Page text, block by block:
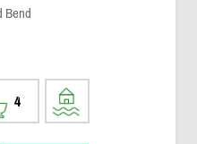
Bend
4